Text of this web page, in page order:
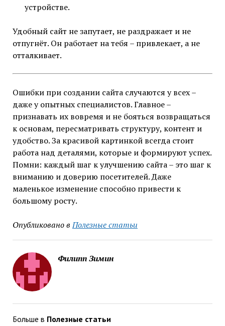
устройстве.
Удобный сайт не запутает, не раздражает и не
отпугнёт. Он работает на тебя – привлекает, а не
отталкивает.
Ошибки при создании сайта случаются у всех –
даже у опытных специалистов. Главное –
признавать их вовремя и не бояться возвращаться
к основам, пересматривать структуру, контент и
удобство. За красивой картинкой всегда стоит
работа над деталями, которые и формируют успех.
Помни: каждый шаг к улучшению сайта – это шаг к
вниманию и доверию посетителей. Даже
маленькое изменение способно привести к
большому росту.
Опубликовано в Полезные статьи
Филипп Зимин
Больше в Полезные статьи